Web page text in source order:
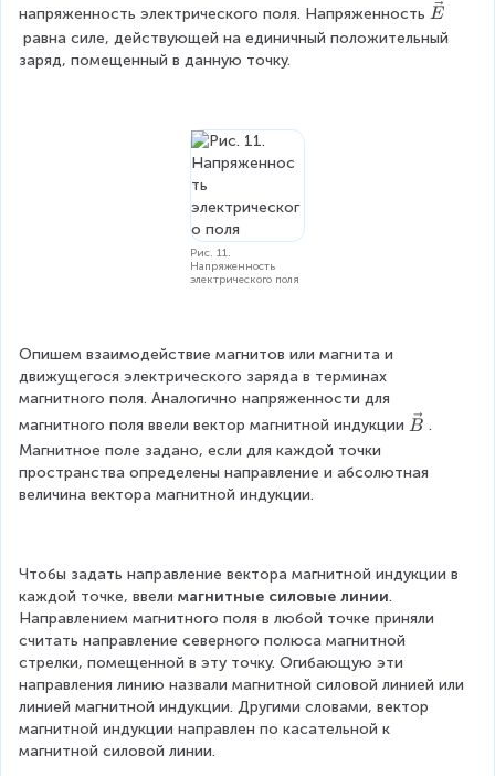
e
c
напряженность электрического поля. Напряженность \
v
E
равна силе, действующей на единичный положительный
заряд, помещенный в данную точку.
Рис. 11.
Напряженность
электрического поля
Опишем взаимодействие магнитов или магнита и
движущегося электрического заряда в терминах
магнитного поля. Аналогично напряженности для
магнитного поля ввели вектор магнитной индукции \
e
B .
Магнитное поле задано, если для каждой точки
пространства определены направление и абсолютная
величина вектора магнитной индукции.
Чтобы задать направление вектора магнитной индукции в
каждой точке, ввели магнитные силовые линии.
Направлением магнитного поля в любой точке приняли
считать направление северного полюса магнитной
стрелки, помещенной в эту точку. Огибающую эти
направления линию назвали магнитной силовой линией или
линией магнитной индукции. Другими словами, вектор
магнитной индукции направлен по касательной к
магнитной силовой линии.